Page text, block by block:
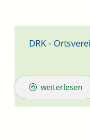
DRK -
weiterlesen